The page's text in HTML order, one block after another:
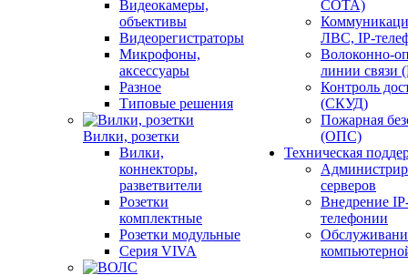
Видеокамеры,
объективы
Видеорегистраторы
Микрофоны,
аксессуары
Разное
Типовые решения
Вилки, розетки
Вилки,
коннекторы,
разветвители
Розетки
комплектные
Розетки модульные
Серия VIVA
СОТА)
ЛВС, IP-
Волоконно-
линии
Контроль
(СКУД)
Пожарная
(ОПС)
Техническая
серверов
Внедрение
телефонии